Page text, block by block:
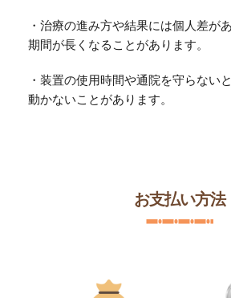
・治療の進み方や結果には個人差が
期間が長くなることがあります。
・装置の使用時間や通院を守らない
動かないことがあります。
お支払い方法